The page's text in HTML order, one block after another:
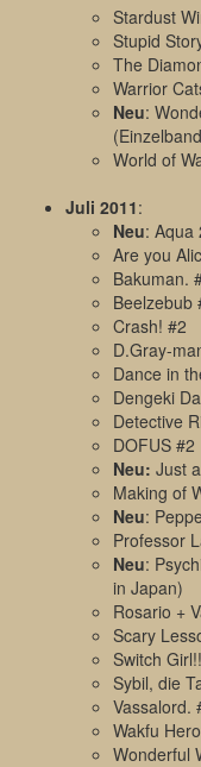
Stardust
Stupid
The
Warrior
Neu:
World of
Juli 2011:
Neu: Aqua
Are you
Bakuman.
Beelzebub
Crash! #2
D.Gray-
Dance in
Dengeki
Detective
DOFUS #2
Neu: Just
Making of
Neu:
Professor
Neu:
in Japan)
Rosario +
Scary
Switch
Sybil, die
Vassalord.
Wakfu
Wonderful